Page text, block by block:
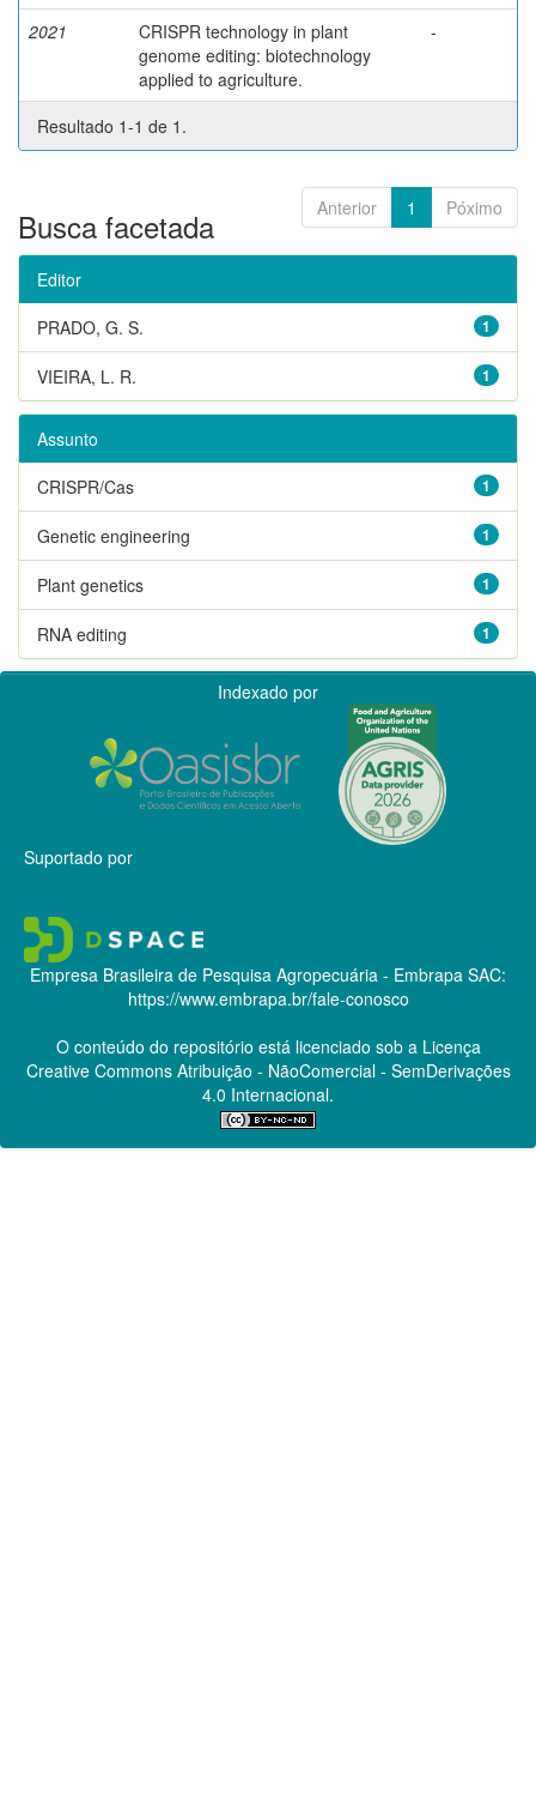
2021
CRISPR technology in plant
genome editing: biotechnology
applied to agriculture.
-
Resultado 1-1 de 1.
Anterior 1 Póximo
Busca facetada
Editor
1
PRADO, G. S.
1
VIEIRA, L. R.
Assunto
1
CRISPR/Cas
1
Genetic engineering
1
Plant genetics
1
RNA editing
Indexado por
Suportado por
Empresa Brasileira de Pesquisa Agropecuária - Embrapa SAC:
https://www.embrapa.br/fale-conosco
O conteúdo do repositório está licenciado sob a Licença
Creative CommonsAtribuição - NãoComercial - SemDerivações
4.0 Internacional.